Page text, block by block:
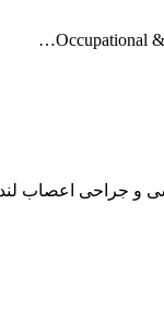
و جراحی اعصاب